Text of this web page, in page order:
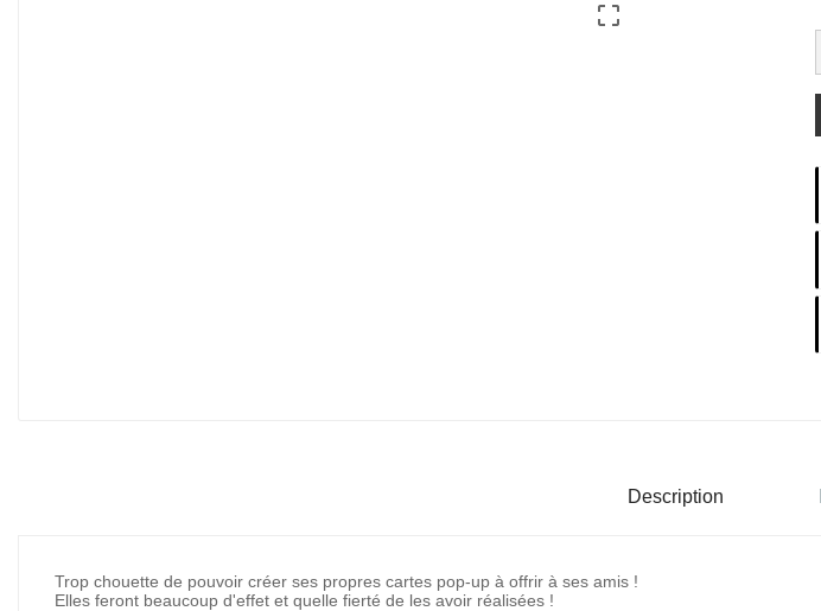

Description
Trop chouette de pouvoir créer ses propres cartes pop-up à offrir à ses amis !
Elles feront beaucoup d'effet et quelle fierté de les avoir réalisées !